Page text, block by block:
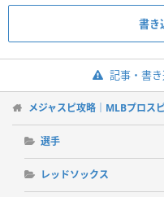
書き
記事・書
メジャスピ攻略｜MLBプロス
選手
レッドソックス